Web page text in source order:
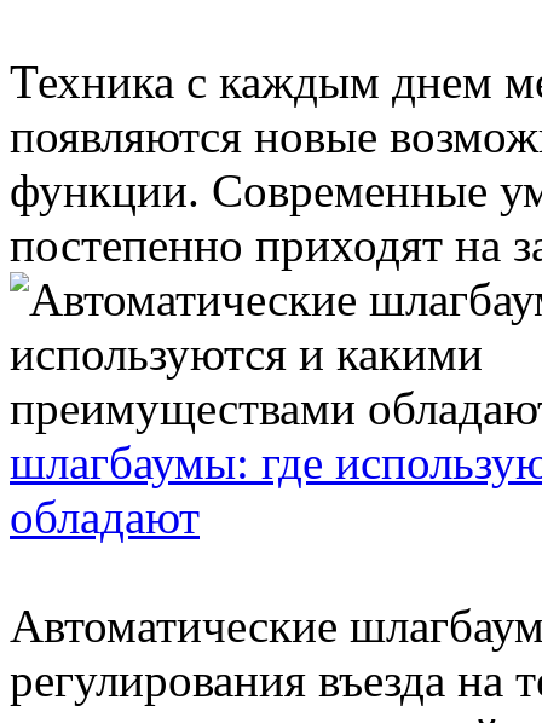
Техника с каждым днем
появляются новые
функции. Современные
постепенно приходят на
шлагбаумы: где
обладают
Автоматические
регулирования въезда на